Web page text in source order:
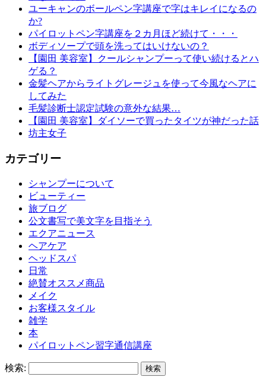
ユーキャンのボールペン字講座で字はキレイになるの
か?
パイロットペン字講座を２カ月ほど続けて・・・
ボディソープで頭を洗ってはいけないの？
【園田 美容室】クールシャンプーって使い続けるとハ
ゲる？
金髪ヘアからライトグレージュを使って今風なヘアに
してみた
毛髪診断士認定試験の意外な結果…
【園田 美容室】ダイソーで買ったタイツが神だった話
坊主女子
カテゴリー
シャンプーについて
ビューティー
旅ブログ
公文書写で美文字を目指そう
エクアニュース
ヘアケア
ヘッドスパ
日常
絶賛オススメ商品
メイク
お客様スタイル
雑学
本
パイロットペン習字通信講座
検索: